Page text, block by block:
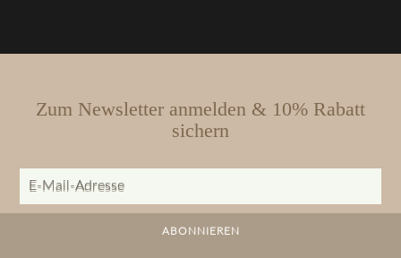
Zum Newsletter anmelden & 10% Rabatt
sichern
E-Mail-Adresse
ABONNIEREN